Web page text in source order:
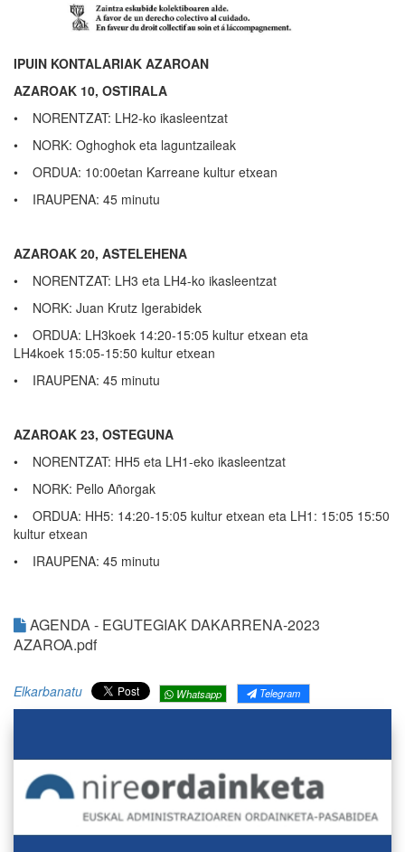
IPUIN KONTALARIAK AZAROAN
AZAROAK 10, OSTIRALA
• NORENTZAT: LH2-ko ikasleentzat
• NORK: Oghoghok eta laguntzaileak
• ORDUA: 10:00etan Karreane kultur etxean
• IRAUPENA: 45 minutu
AZAROAK 20, ASTELEHENA
• NORENTZAT: LH3 eta LH4-ko ikasleentzat
• NORK: Juan Krutz Igerabidek
• ORDUA: LH3koek 14:20-15:05 kultur etxean eta
LH4koek 15:05-15:50 kultur etxean
• IRAUPENA: 45 minutu
AZAROAK 23, OSTEGUNA
• NORENTZAT: HH5 eta LH1-eko ikasleentzat
• NORK: Pello Añorgak
• ORDUA: HH5: 14:20-15:05 kultur etxean eta LH1: 15:05 15:50
kultur etxean
• IRAUPENA: 45 minutu
AGENDA - EGUTEGIAK DAKARRENA-2023
AZAROA.pdf
Elkarbanatu Whatsapp Telegram